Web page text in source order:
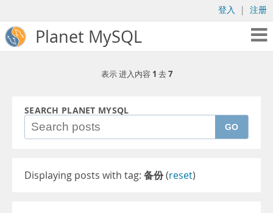
登入 | 注册
Planet MySQL
表示 进入内容 1 去7
SEARCH PLANET MYSQL
GO
Displaying posts with tag: 备份(reset)